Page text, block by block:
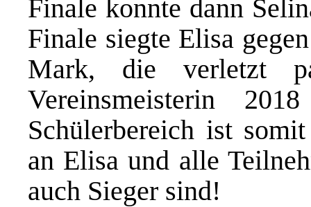
Finale konnte dann
Finale siegte Elisa
Mark, die verletzt
Vereinsmeisterin
Schülerbereich ist
an Elisa und alle
auch Sieger sind!